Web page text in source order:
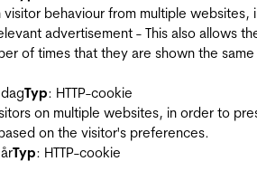
behaviour from multiple websites,
advertisement - This also allows
of times that they are shown the same
Typ: HTTP-cookie
on multiple websites, in order to
on the visitor's preferences.
Typ: HTTP-cookie